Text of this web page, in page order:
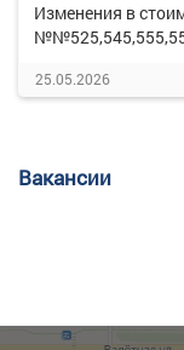
Изменения в
25.05.2026
Вакансии